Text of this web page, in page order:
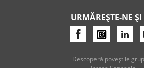
URMĂREȘTE-NE ȘI
Descoperă poveştile